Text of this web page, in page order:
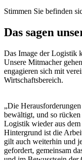
Stimmen Sie befinden
Das sagen
Das Image der Logistik
Unsere Mitmacher
engagieren sich mit
Wirtschaftsbereich.
„Die
bewältigt, und so
Logistik wieder aus
Hintergrund ist die
gilt auch weiterhin und
gefordert, gemeinsam